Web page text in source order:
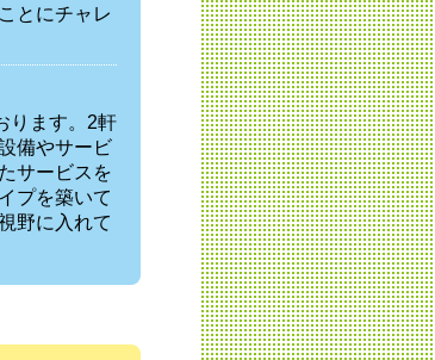
とにチャレ
ります。2軒
備やサービ
サービスを
プを築いて
野に入れて